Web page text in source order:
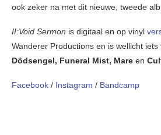
ook zeker na met dit nieuwe, tweede
II:Void Sermon is digitaal en op vinyl
Wanderer Productions en is wellicht iets
Dödsengel, Funeral Mist, Mare en
Facebook / Instagram / Bandcamp